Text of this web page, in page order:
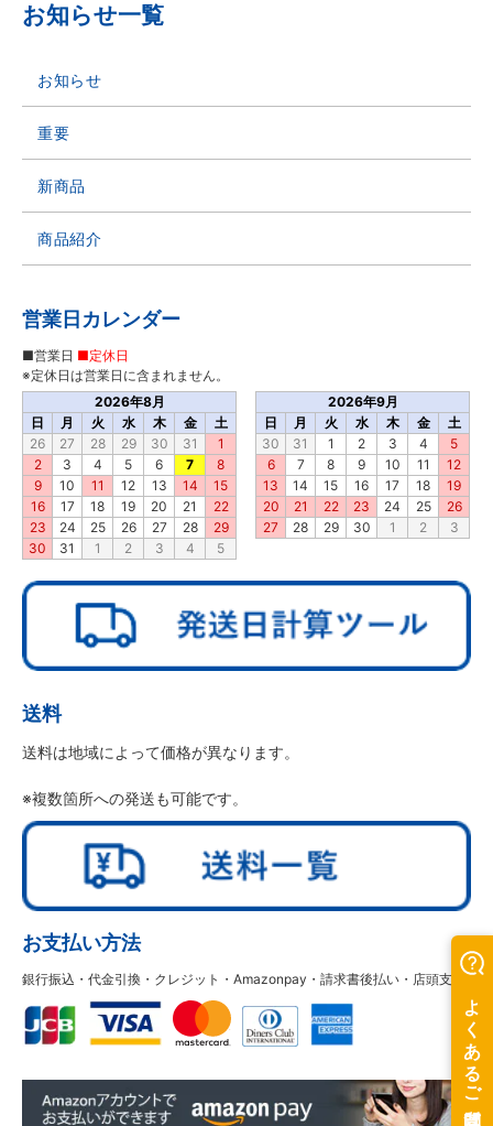
お知らせ一覧
お知らせ
重要
新商品
商品紹介
営業日カレンダー
2026年8月
日
月 火 水 木 金
土
26
27 28 29 30 31
1
2
3 4 5 6 7
8
9
10 11 12 13 14
15
16
17 18 19 20 21
22
23
24 25 26 27 28
29
30
31 1 2 3 4 5
2026年9月
日
月 火 水 木 金
土
30
31 1 2 3 4
5
6
7 8 9 10 11
12
13
14 15 16 17 18
19
20
21 22 23 24 25
26
27
28 29 30 1 2 3
■営業日 ■定休日
※定休日は営業日に含まれません。
送料
送料は地域によって価格が異なります。
※複数箇所への発送も可能です。
お支払い方法
銀行振込・代金引換・クレジット・Amazonpay・請求書後払い・店頭支払